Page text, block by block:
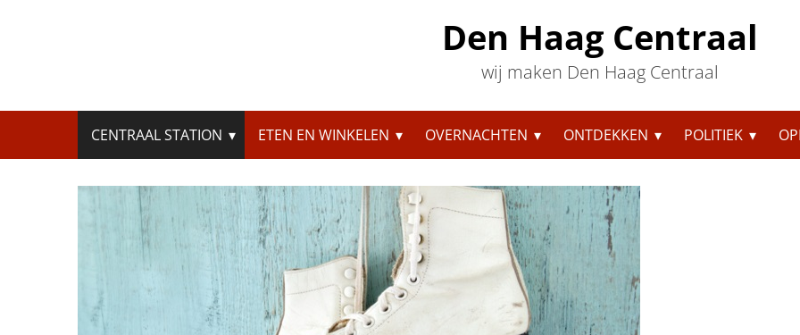
Den Haag Centraal
wij maken Den Haag Centraal
CENTRAAL STATION ETEN EN WINKELEN OVERNACHTEN ONTDEKKEN POLITIEK
naar: